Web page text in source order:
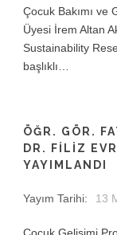
Çocuk Bakımı ve
Üyesi İrem Altan
Sustainability
başlıklı…
ÖĞR. GÖR.
DR. FILIZ
YAYIMLANDI
Yayım Tarihi: 13